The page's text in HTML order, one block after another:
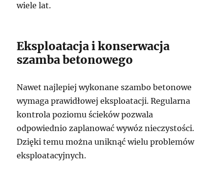
wiele lat.
Eksploatacja i konserwacja
szamba betonowego
Nawet najlepiej wykonane szambo betonowe
wymaga prawidłowej eksploatacji. Regularna
kontrola poziomu ścieków pozwala
odpowiednio zaplanować wywóz nieczystości.
Dzięki temu można uniknąć wielu problemów
eksploatacyjnych.